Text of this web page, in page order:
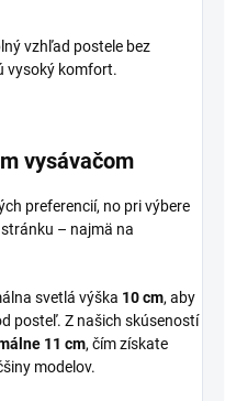
vzhľad postele bez
vysoký komfort.
vysávačom
preferencií, no pri výbere
– najmä na
svetlá výška 10 cm, aby
posteľ. Z našich skúseností
11 cm, čím získate
modelov.